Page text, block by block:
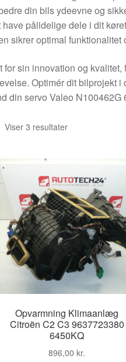
din bils ydeevne og
pålidelige dele i dit
sikrer optimal
sin innovation og
Optimér dit bilprojekt
din servo Valeo
Viser 3 resultaterSorteret
Opvarmning Klimaanlæg
Citroën C2 C3 9637723380
6450KQ
896,00kr.